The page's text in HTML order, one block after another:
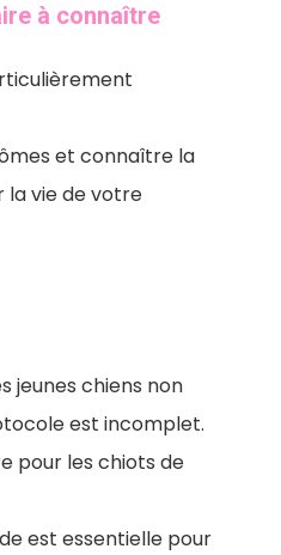
à connaître
et connaître la
la vie de votre
jeunes chiens non
est incomplet.
pour les chiots de
est essentielle pour